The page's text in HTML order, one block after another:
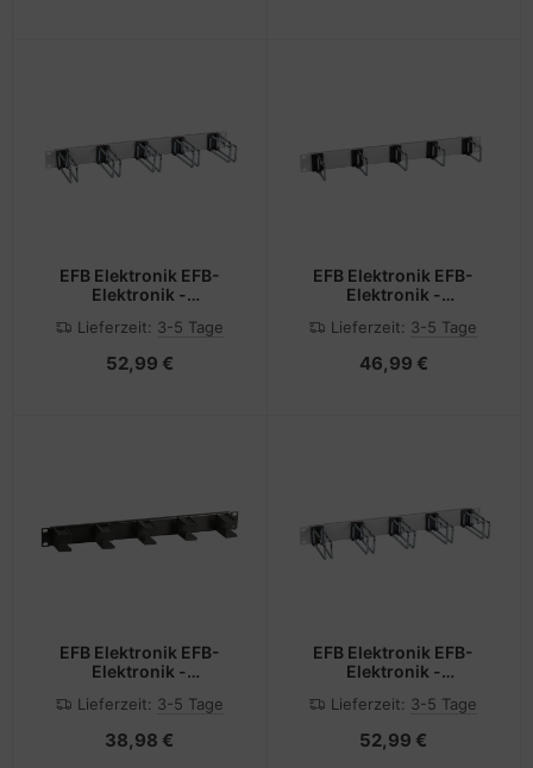
EFB Elektronik EFB-
Elektronik -
Rack montierbar -
48.3 cm (19")
Lieferzeit: 3-5 Tage
52,99 €
EFB Elektronik EFB-
Elektronik -
Rack montierbar - Jet
48.3 cm (19")
Lieferzeit: 3-5 Tage
46,99 €
EFB Elektronik EFB-
Elektronik -
Rack montierbar - Jet
48.3 cm (19")
Lieferzeit: 3-5 Tage
38,98 €
EFB Elektronik EFB-
Elektronik -
Rack montierbar - Jet
48.3 cm (19")
Lieferzeit: 3-5 Tage
52,99 €